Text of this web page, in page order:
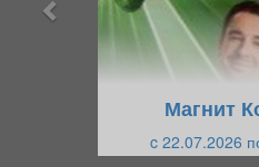
Магнит
c 22.07.2026